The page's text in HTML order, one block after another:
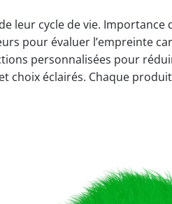
leur cycle de vie. Importance
pour évaluer l’empreinte
personnalisées pour
choix éclairés. Chaque